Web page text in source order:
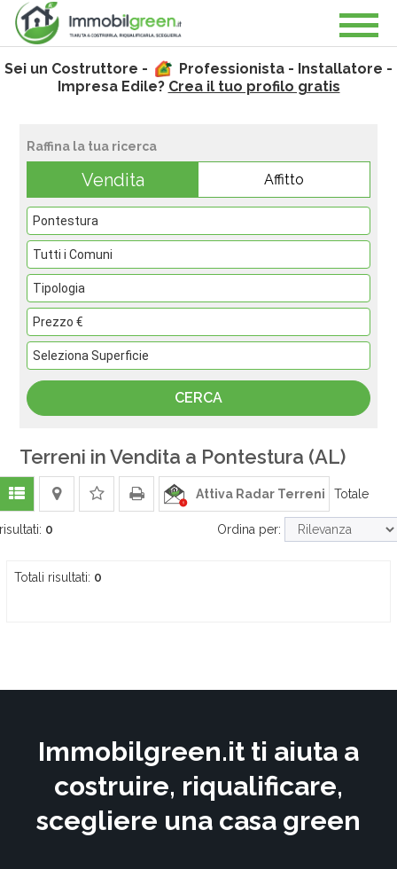
Sei un Costruttore -
Professionista - Installatore -
Impresa Edile? Crea il tuo profilo gratis
Raffina la tua ricerca
Vendita Affitto
Terreni in Vendita a Pontestura (AL)
Attiva Radar Terreni Totale
risultati: 0 Ordina per:
Totali risultati: 0
Immobilgreen.it ti aiuta a
costruire, riqualificare,
scegliere una casa green